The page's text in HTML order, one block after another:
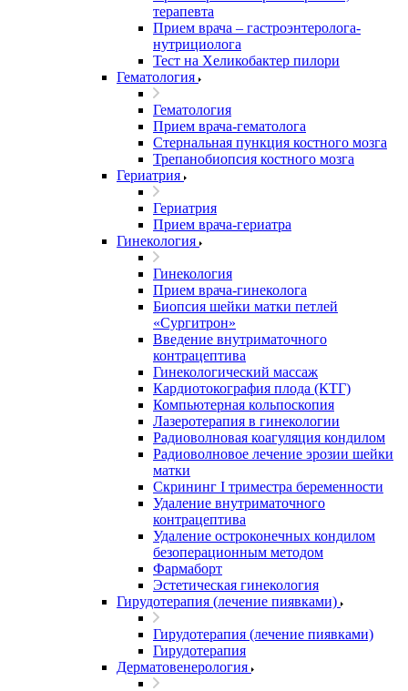
терапевта
Прием врача – гастроэнтеролога-
нутрициолога
Тест на Хеликобактер пилори
Гематология
Гематология
Прием врача-гематолога
Стернальная пункция костного мозга
Трепанобиопсия костного мозга
Гериатрия
Гериатрия
Прием врача-гериатра
Гинекология
Гинекология
Прием врача-гинеколога
Биопсия шейки матки петлей
«Сургитрон»
Введение внутриматочного
контрацептива
Гинекологический массаж
Кардиотокография плода (КТГ)
Компьютерная кольпоскопия
Лазеротерапия в гинекологии
Радиоволновая коагуляция кондилом
Радиоволновое лечение эрозии шейки
матки
Скрининг I триместра беременности
Удаление внутриматочного
контрацептива
Удаление остроконечных кондилом
безоперационным методом
Фармаборт
Эстетическая гинекология
Гирудотерапия (лечение пиявками)
Гирудотерапия (лечение пиявками)
Гирудотерапия
Дерматовенерология